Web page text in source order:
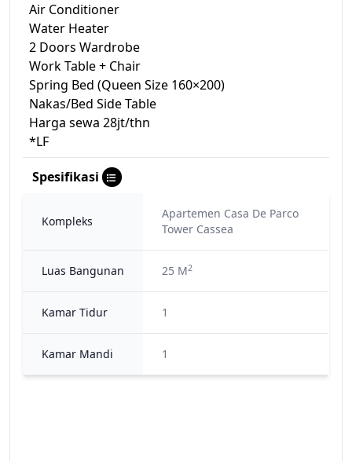
Air Conditioner
Water Heater
2 Doors Wardrobe
Work Table + Chair
Spring Bed (Queen Size 160×200)
Nakas/Bed Side Table
Harga sewa 28jt/thn
*LF
Spesifikasi
Kompleks
Apartemen Casa De Parco
Tower Cassea
Luas Bangunan 25 M2
Kamar Tidur 1
Kamar Mandi 1